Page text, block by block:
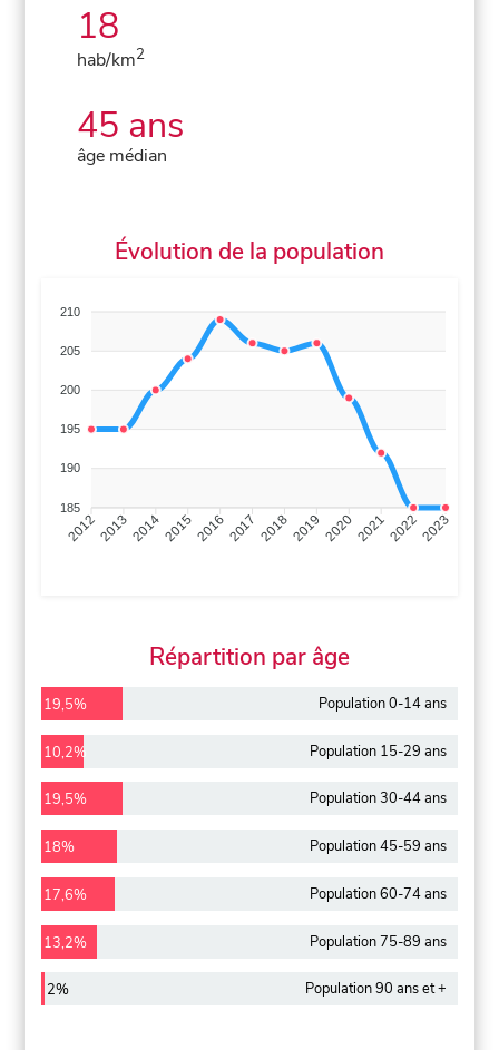
18
hab/km2
45 ans
âge médian
Évolution de la population
210
205
200
195
190
185
201220132014201520162017 20182019 2020202120222023
Répartition par âge
19,5% Population 0-14 ans
10,2% Population 15-29 ans
19,5% Population 30-44 ans
18% Population 45-59 ans
17,6% Population 60-74 ans
13,2% Population 75-89 ans
2% Population 90 ans et +